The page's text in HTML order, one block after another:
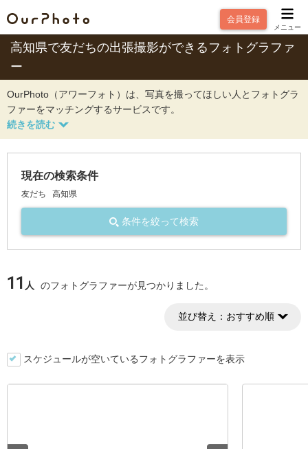
会員登録
メニュー
高知県で友だちの出張撮影ができるフォトグラファ
ー
OurPhoto（アワーフォト）は、写真を撮ってほしい人とフォトグラ
ファーをマッチングするサービスです。
現在の検索条件
友だち 高知県
条件を絞って検索
11 人 のフォトグラファーが見つかりました。
並び替え： おすすめ順
スケジュールが空いているフォトグラファーを表示